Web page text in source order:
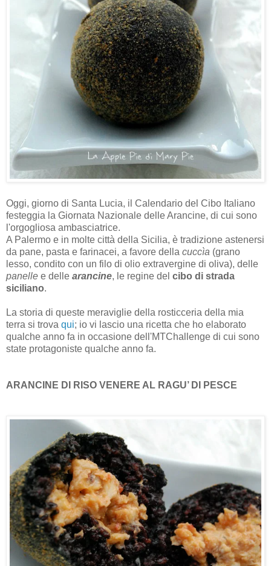
Oggi, giorno di Santa Lucia, il Calendario del Cibo Italiano
festeggia la Giornata Nazionale delle Arancine, di cui sono
l'orgogliosa ambasciatrice.
A Palermo e in molte città della Sicilia, è tradizione astenersi
da pane, pasta e farinacei, a favore della cuccìa (grano
lesso, condito con un filo di olio extravergine di oliva), delle
panelle e delle arancine, le regine del cibo di strada
siciliano.
La storia di queste meraviglie della rosticceria della mia
terra si trova qui; io vi lascio una ricetta che ho elaborato
qualche anno fa in occasione dell'MTChallenge di cui sono
state protagoniste qualche anno fa.
ARANCINE DI RISO VENERE AL RAGU’ DI PESCE